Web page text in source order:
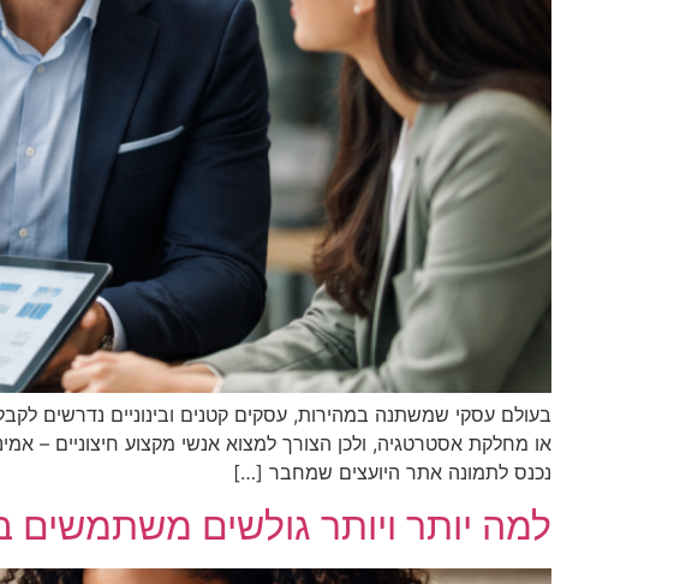
בעולם עסקי שמשתנה במהירות, עסקים קטנים ובינוניים נדרשים
או מחלקת אסטרטגיה, ולכן הצורך למצוא אנשי מקצוע חיצוניים –
נכנס לתמונה אתר היועצים שמחבר […]
למה יותר ויותר גולשים משתמשים